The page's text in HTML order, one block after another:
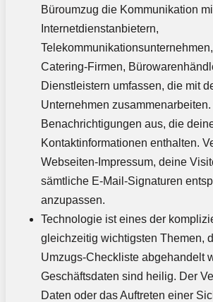
Büroumzug die Kommunikation
Internetdienstanbietern,
Catering-Firmen,
Dienstleistern umfassen, die mit
Unternehmen
Benachrichtigungen aus, die
Kontaktinformationen enthalten.
Webseiten-Impressum, deine
sämtliche E-Mail-Signaturen
anzupassen.
Technologie ist eines der
gleichzeitig wichtigsten Themen,
Umzugs-Checkliste abgehandelt
Geschäftsdaten sind heilig. Der
Daten oder das Auftreten einer